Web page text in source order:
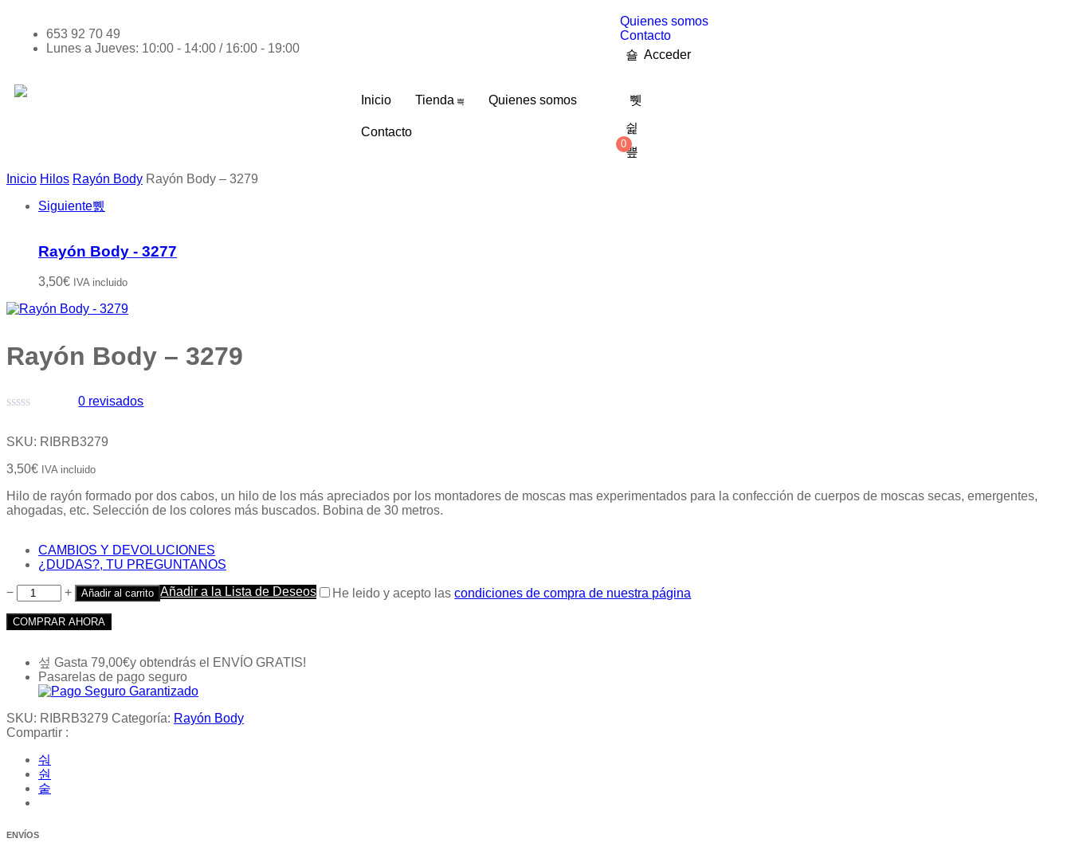
653 92 70 49
Lunes a Jueves: 10:00 - 14:00 / 16:00 - 19:00
Quienes somos
Contacto
Acceder
Inicio Tienda Quienes somos
Contacto
0
Inicio Hilos Rayón Body Rayón Body – 3279
Siguiente
Rayón Body - 3277
3,50€ IVA incluido
Rayón Body – 3279
0
5
0 revisados
SKU: RIBRB3279
3,50€ IVA incluido
Hilo de rayón formado por dos cabos, un hilo de los más apreciados por los montadores de moscas mas experimentados para la confección de cuerpos de moscas secas, emergentes,
ahogadas, etc. Selección de los colores más buscados. Bobina de 30 metros.
CAMBIOS Y DEVOLUCIONES
¿DUDAS?, TU PREGUNTANOS
− + Añadir al carrito Añadir a la Lista de Deseos He leido y acepto lascondiciones de compra de nuestra página
COMPRAR AHORA
Gasta 79,00€y obtendrás el ENVÍO GRATIS!
Pasarelas de pago seguro
SKU: RIBRB3279 Categoría: Rayón Body
Compartir :
ENVÍOS